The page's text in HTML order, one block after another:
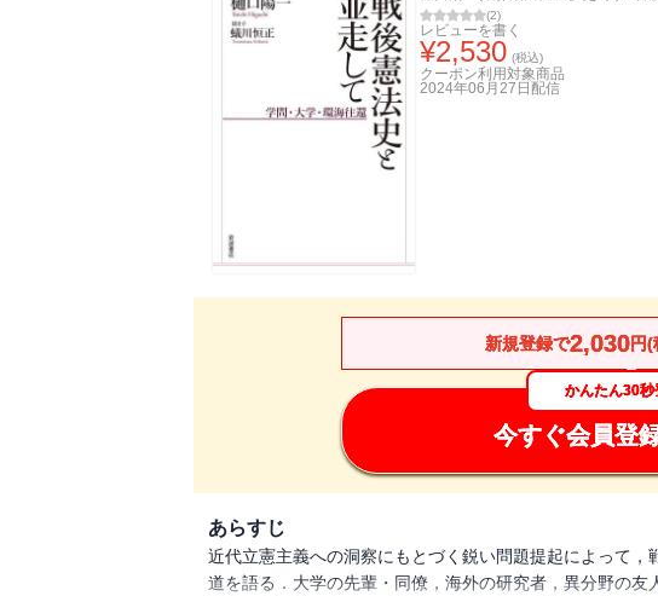
(2)
レビューを書く
¥2,530 (税込)
クーポン利用対象商品
2024年06月27日 配信
新規登録で2,030円
かんたん30秒
今すぐ会員登
あらすじ
近代立憲主義への洞察にもとづく鋭い問題提起によって
道を語る．大学の先輩・同僚，海外の研究者，異分野の